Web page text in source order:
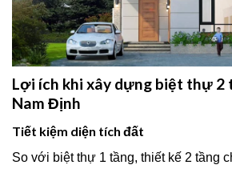
Lợi ích khi xây dựng biệt thự 2
Nam Định
Tiết kiệm diện tích đất
So với biệt thự 1 tầng, thiết kế 2 tầng